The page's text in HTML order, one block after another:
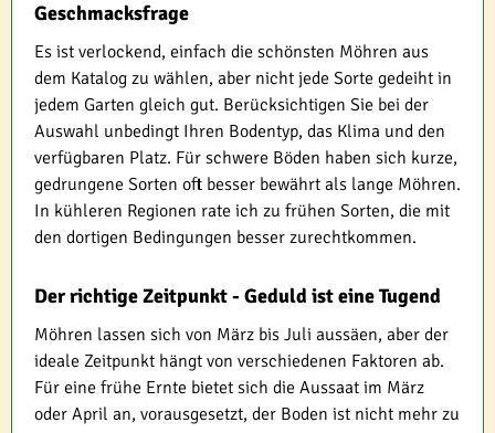
Geschmacksfrage
Es ist verlockend, einfach die schönsten Möhren aus
dem Katalog zu wählen, aber nicht jede Sorte gedeiht in
jedem Garten gleich gut. Berücksichtigen Sie bei der
Auswahl unbedingt Ihren Bodentyp, das Klima und den
verfügbaren Platz. Für schwere Böden haben sich kurze,
gedrungene Sorten oft besser bewährt als lange Möhren.
In kühleren Regionen rate ich zu frühen Sorten, die mit
den dortigen Bedingungen besser zurechtkommen.
Der richtige Zeitpunkt - Geduld ist eine Tugend
Möhren lassen sich von März bis Juli aussäen, aber der
ideale Zeitpunkt hängt von verschiedenen Faktoren ab.
Für eine frühe Ernte bietet sich die Aussaat im März
oder April an, vorausgesetzt, der Boden ist nicht mehr zu